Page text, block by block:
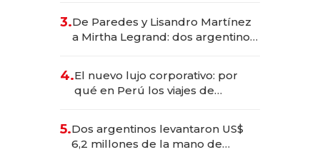
las marcas "fast premium"
3.De Paredes y Lisandro Martínez
a Mirtha Legrand: dos argentinos
4.El nuevo lujo corporativo: por
qué en Perú los viajes de
para convertirse en experiencias
transformadoras
5.Dos argentinos levantaron US$
6,2 millones de la mano de